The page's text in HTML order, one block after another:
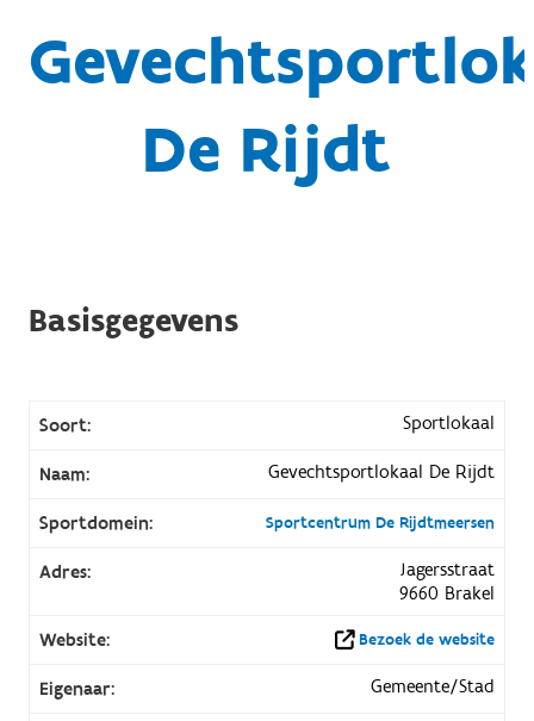
De Rijdt
Basisgegevens
Soort: Sportlokaal
Naam: Gevechtsportlokaal De Rijdt
Sportdomein: Sportcentrum De Rijdtmeersen
Adres:
Jagersstraat
9660 Brakel
Website:
Bezoek de website
Eigenaar: Gemeente/Stad